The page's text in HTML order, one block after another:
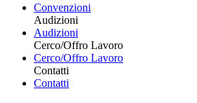
Convenzioni
Audizioni
Audizioni
Cerco/Offro Lavoro
Cerco/Offro Lavoro
Contatti
Contatti